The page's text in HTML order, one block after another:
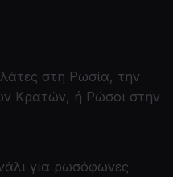
στη Ρωσία, την
Κρατών, ή Ρώσοι στην
για ρωσόφωνες